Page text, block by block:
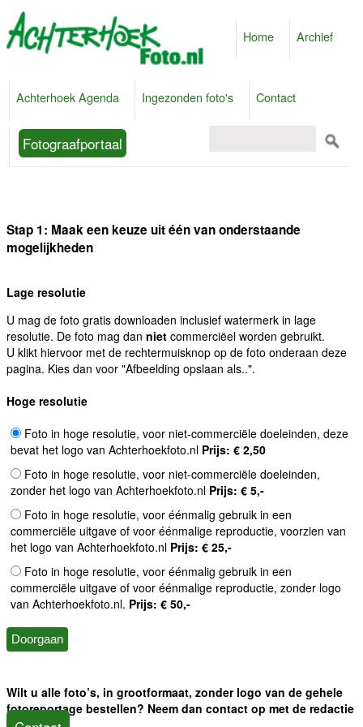
Home Archief
Achterhoek Agenda Ingezonden foto's Contact
Fotograafportaal
Stap 1: Maak een keuze uit één van onderstaande
mogelijkheden
Lage resolutie
U mag de foto gratis downloaden inclusief watermerk in lage
resolutie. De foto mag dan niet commerciëel worden gebruikt.
U klikt hiervoor met de rechtermuisknop op de foto onderaan deze
pagina. Kies dan voor "Afbeelding opslaan als..".
Hoge resolutie
Foto in hoge resolutie, voor niet-commerciële doeleinden, deze
bevat het logo van Achterhoekfoto.nl Prijs: € 2,50
Foto in hoge resolutie, voor niet-commerciële doeleinden,
zonder het logo van Achterhoekfoto.nl Prijs: € 5,-
Foto in hoge resolutie, voor éénmalig gebruik in een
commerciële uitgave of voor éénmalige reproductie, voorzien van
het logo van Achterhoekfoto.nl Prijs: € 25,-
Foto in hoge resolutie, voor éénmalig gebruik in een
commerciële uitgave of voor éénmalige reproductie, zonder logo
van Achterhoekfoto.nl. Prijs: € 50,-
Wilt u alle foto’s, in grootformaat, zonder logo van de gehele
fotoreportage bestellen? Neem dan contact op met de redactie